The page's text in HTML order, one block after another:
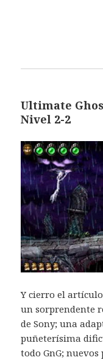
Ultimate
Nivel 2-2
Y cierro el
un sorprendente
de Sony; una
puñeterísima
todo GnG;